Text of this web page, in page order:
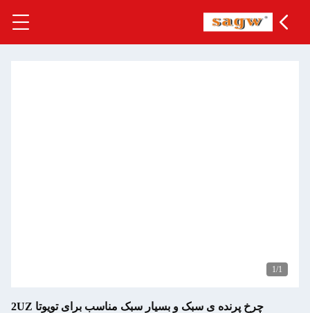
1/1
چرخ پرنده ی سبک و بسیار سبک مناسب برای تویوتا 2UZ